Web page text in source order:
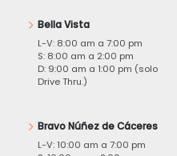
Bella Vista
L-V: 8:00 am a 7:00 pm
S: 8:00 am a 2:00 pm
D: 9:00 am a 1:00 pm (solo
Drive Thru.)
Bravo Núñez de Cáceres
L-V: 10:00 am a 7:00 pm